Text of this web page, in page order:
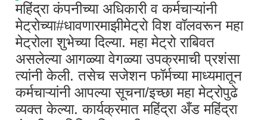
महिंद्रा कंपनीच्या अधिकारी व कर्मचाऱ्यांनी
मेट्रोच्या#धावणारमाझीमेट्रो विश वॉलवरून महा
मेट्रोला शुभेच्या दिल्या. महा मेट्रो राबिवत
असलेल्या आगळ्या वेगळ्या उपक्रमाची प्रशंसा
त्यांनी केली. तसेच सजेशन फॉर्मच्या माध्यमातून
कर्मचाऱ्यांनी आपल्या सूचना/इच्छा महा मेट्रोपुढे
व्यक्त केल्या. कार्यक्रमात महिंद्रा अँड महिंद्रा